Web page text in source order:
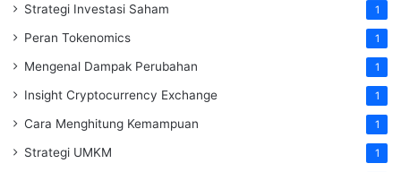
Strategi Investasi Saham 1
Peran Tokenomics 1
Mengenal Dampak Perubahan 1
Insight Cryptocurrency Exchange 1
Cara Menghitung Kemampuan 1
Strategi UMKM 1